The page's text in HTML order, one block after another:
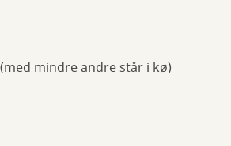
mindre andre står i kø)